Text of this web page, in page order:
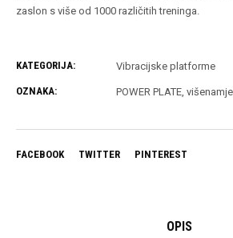
zaslon s više od 1000 različitih treninga.
KATEGORIJA: Vibracijske platforme
OZNAKA: POWER PLATE
FACEBOOK TWITTER PINTEREST
OPIS